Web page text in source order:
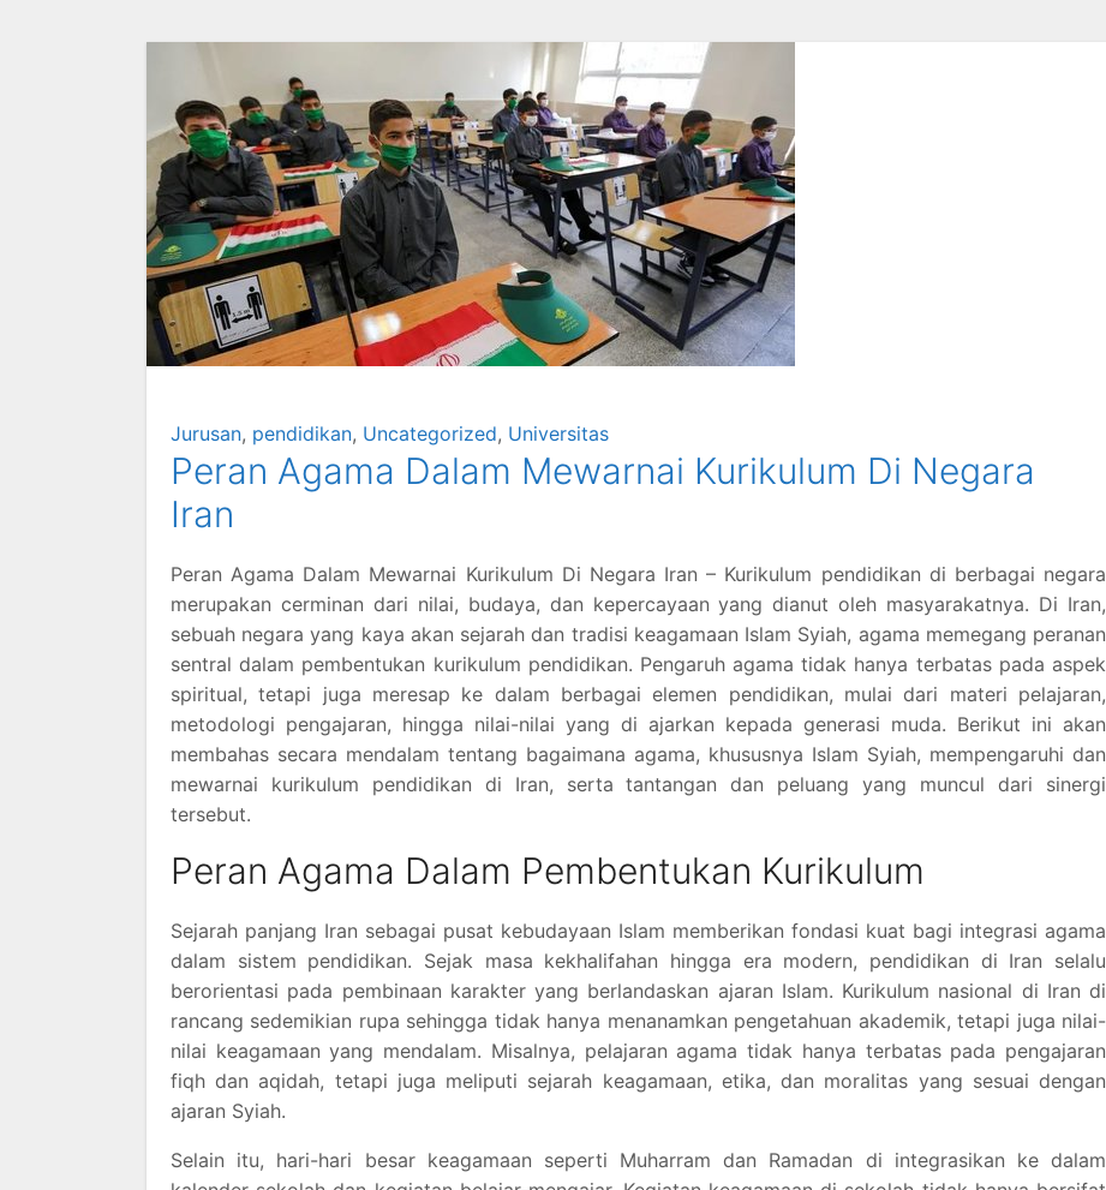
Jurusan, pendidikan, Uncategorized, Universitas
Peran Agama Dalam Mewarnai Kurikulum Di Negara
Iran
Peran Agama Dalam Mewarnai Kurikulum Di Negara Iran – Kurikulum pendidikan di berbagai negara
merupakan cerminan dari nilai, budaya, dan kepercayaan yang dianut oleh masyarakatnya. Di Iran,
sebuah negara yang kaya akan sejarah dan tradisi keagamaan Islam Syiah, agama memegang peranan
sentral dalam pembentukan kurikulum pendidikan. Pengaruh agama tidak hanya terbatas pada aspek
spiritual, tetapi juga meresap ke dalam berbagai elemen pendidikan, mulai dari materi pelajaran,
metodologi pengajaran, hingga nilai-nilai yang di ajarkan kepada generasi muda. Berikut ini akan
membahas secara mendalam tentang bagaimana agama, khususnya Islam Syiah, mempengaruhi dan
mewarnai kurikulum pendidikan di Iran, serta tantangan dan peluang yang muncul dari sinergi
tersebut.
Peran Agama Dalam Pembentukan Kurikulum
Sejarah panjang Iran sebagai pusat kebudayaan Islam memberikan fondasi kuat bagi integrasi agama
dalam sistem pendidikan. Sejak masa kekhalifahan hingga era modern, pendidikan di Iran selalu
berorientasi pada pembinaan karakter yang berlandaskan ajaran Islam. Kurikulum nasional di Iran di
rancang sedemikian rupa sehingga tidak hanya menanamkan pengetahuan akademik, tetapi juga nilai-
nilai keagamaan yang mendalam. Misalnya, pelajaran agama tidak hanya terbatas pada pengajaran
fiqh dan aqidah, tetapi juga meliputi sejarah keagamaan, etika, dan moralitas yang sesuai dengan
ajaran Syiah.
Selain itu, hari-hari besar keagamaan seperti Muharram dan Ramadan di integrasikan ke dalam